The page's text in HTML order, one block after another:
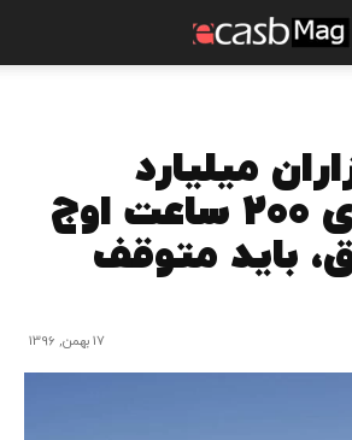
میلیارد
تومان برای ۲۰۰ ساعت اوج
باید متوقف
17 بهمن, 1396